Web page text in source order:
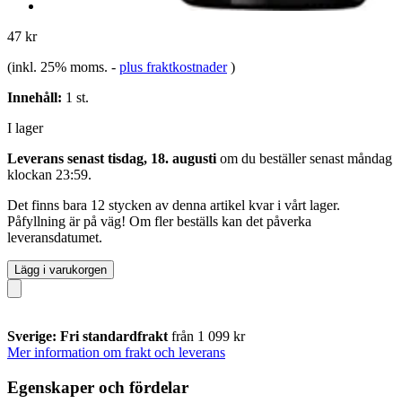
47 kr
(inkl. 25% moms. - plus fraktkostnader )
Innehåll: 1 st.
I lager
Leverans senast tisdag, 18. augusti om du beställer senast måndag
klockan 23:59.
Det finns bara 12 stycken av denna artikel kvar i vårt lager.
Påfyllning är på väg! Om fler beställs kan det påverka
leveransdatumet.
Lägg i varukorgen
Sverige: Fri standardfrakt från 1 099 kr
Mer information om frakt och leverans
Egenskaper och fördelar